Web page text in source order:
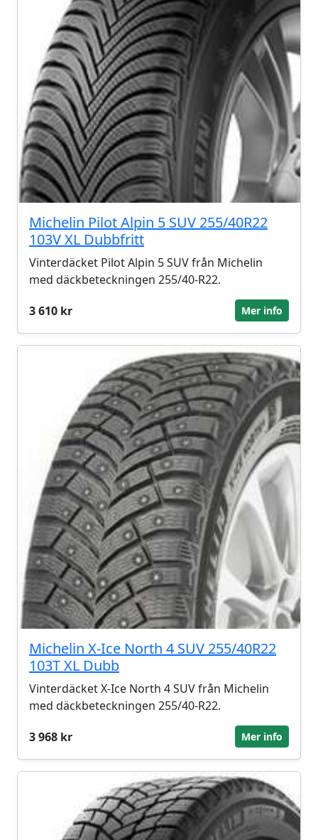
Michelin Pilot Alpin 5 SUV 255/40R22
103V XL Dubbfritt
Vinterdäcket Pilot Alpin 5 SUV från Michelin
med däckbeteckningen 255/40-R22.
3 610 kr
Mer info
Michelin X-Ice North 4 SUV 255/40R22
103T XL Dubb
Vinterdäcket X-Ice North 4 SUV från Michelin
med däckbeteckningen 255/40-R22.
3 968 kr
Mer info